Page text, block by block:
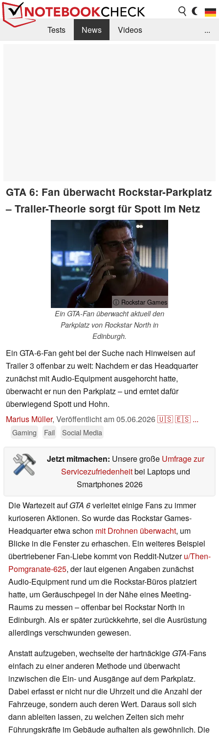
Tests News
Videos
...
GTA 6: Fan überwacht Rockstar-Parkplatz
– Trailer-Theorie sorgt für Spott im Netz
ⓘ Rockstar Games
Ein GTA-Fan überwacht aktuell den
Parkplatz von Rockstar North in
Edinburgh.
Ein GTA-6-Fan geht bei der Suche nach Hinweisen auf
Trailer 3 offenbar zu weit: Nachdem er das Headquarter
zunächst mit Audio-Equipment ausgehorcht hatte,
überwacht er nun den Parkplatz – und erntet dafür
überwiegend Spott und Hohn.
Marius Müller, Veröffentlicht am05.06.2026🇺🇸🇪🇸 ...
Gaming Fail Social Media
Jetzt mitmachen: Unsere große Umfrage zur
Servicezufriedenheitbei Laptops und
Smartphones 2026
Die Wartezeit aufGTA 6verleitet einige Fans zu immer
kurioseren Aktionen. So wurde das Rockstar Games-
Headquarter etwa schon mit Drohnen überwacht, um
Blicke in die Fenster zu erhaschen. Ein weiteres Beispiel
übertriebener Fan-Liebe kommt von Reddit-Nutzeru/Then-
Pomgranate-625, der laut eigenen Angaben zunächst
Audio-Equipment rund um die Rockstar-Büros platziert
hatte, um Geräuschpegel in der Nähe eines Meeting-
Raums zu messen – offenbar bei Rockstar North in
Edinburgh. Als er später zurückkehrte, sei die Ausrüstung
allerdings verschwunden gewesen.
Anstatt aufzugeben, wechselte der hartnäckige GTA-Fans
einfach zu einer anderen Methode und überwacht
inzwischen die Ein- und Ausgänge auf dem Parkplatz.
Dabei erfasst er nicht nur die Uhrzeit und die Anzahl der
Fahrzeuge, sondern auch deren Wert. Daraus soll sich
dann ableiten lassen, zu welchen Zeiten sich mehr
Führungskräfte im Gebäude aufhalten als gewöhnlich. Die